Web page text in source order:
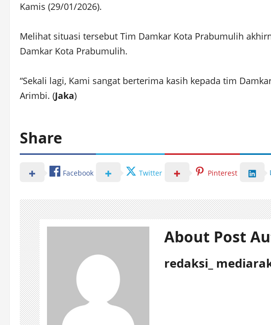
Kamis (29/01/2026).
Melihat situasi tersebut Tim Damkar Kota Prabumulih
Damkar Kota Prabumulih.
“Sekali lagi, Kami sangat berterima kasih kepada tim
Arimbi. (Jaka)
Share
Facebook Twitter Pinterest
About Post
redaksi_